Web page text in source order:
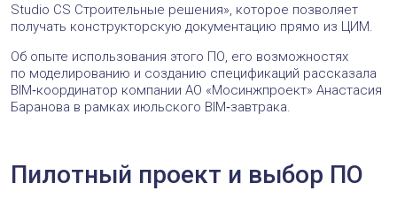
Studio CS Строительные решения», которое позволяет
получать конструкторскую документацию прямо из ЦИМ.
Об опыте использования этого ПО, его возможностях
по моделированию и созданию спецификаций рассказала
BIM‑координатор компании АО «Мосинжпроект» Анастасия
Баранова в рамках июльского BIM‑завтрака.
Пилотный проект и выбор ПО